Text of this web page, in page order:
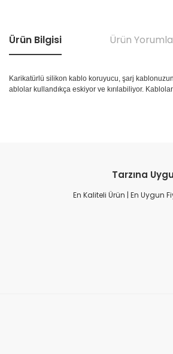
Ürün Bilgisi Ürün
Karikatürlü silikon kablo koruyucu, şarj
ablolar kullandıkça eskiyor ve kırılabiliyor.
Tarzına
En Kaliteli Ürün | En Uygun